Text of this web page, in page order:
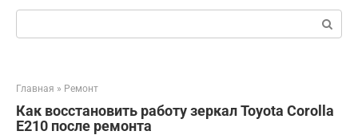
Поиск:
Главная » Ремонт
Как восстановить работу зеркал Toyota Corolla
E210 после ремонта